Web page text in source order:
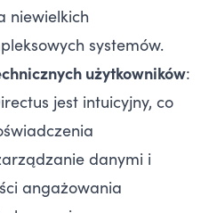
niewielkich
systemów.
użytkowników:
jest intuicyjny, co
danymi i
angażowania